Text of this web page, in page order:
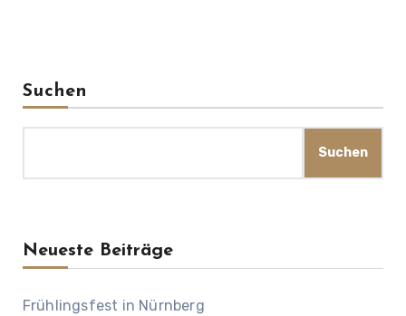
Suchen
Suchen
Neueste Beiträge
Frühlingsfest in Nürnberg